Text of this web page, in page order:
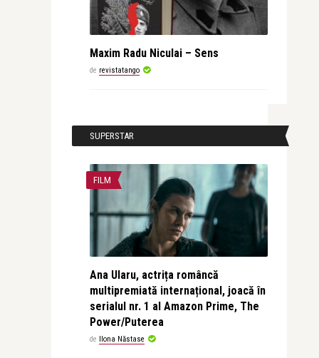
Maxim Radu Niculai – Sens
de revistatango
SUPERSTAR
FILM
Ana Ularu, actrița româncă
multipremiată internațional, joacă în
serialul nr. 1 al Amazon Prime, The
Power/Puterea
de Ilona Năstase